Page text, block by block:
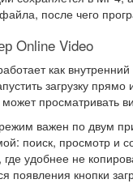
после чего
Online Video
как
загрузку
просматривать
важен по двум
поиск, просмотр и
удобнее не
появления кнопки